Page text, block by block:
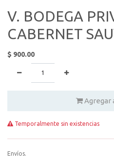
V. BODEGA
CABERNET
$ 900.00
Agregar
Temporalmente sin existencias
Envíos.